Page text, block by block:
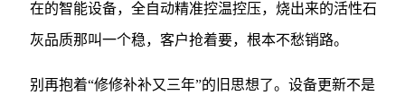
在的智能设备，全自动精准控温控压，烧出来的活性石
灰品质那叫一个稳，客户抢着要，根本不愁销路。
别再抱着“修修补补又三年”的旧思想了。设备更新不是